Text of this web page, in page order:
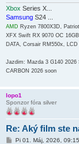
Xbox Series X...
Samsung S24 ...
AMD Ryzen 7800X3D,
XFX Swift RX 9070 OC
DATA, Corsair RM550x, LCD
Jazdim: Mazda 3 G140 2026
CARBON 2026 soon
lopo1
Sponzor fóra silver
Re: Aký film ste
PPi 01. Máj, 2026, 09:15